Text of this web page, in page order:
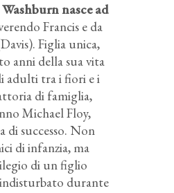
nasce ad
Francis e da
Figlia unica,
anni della sua vita
adulti tra i fiori e i
di famiglia,
Michael Floy,
di successo. Non
di infanzia, ma
di un figlio
durante